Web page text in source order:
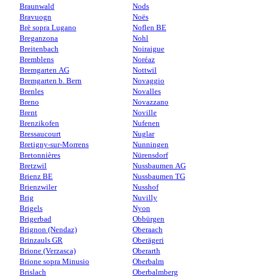
Braunwald
Bravuogn
Brè sopra Lugano
Breganzona
Breitenbach
Bremblens
Bremgarten AG
Bremgarten b. Bern
Brenles
Breno
Brent
Brenzikofen
Bressaucourt
Bretigny-sur-Morrens
Bretonnières
Bretzwil
Brienz BE
Brienzwiler
Brig
Brigels
Brigerbad
Brignon (Nendaz)
Brinzauls GR
Brione (Verzasca)
Brione sopra Minusio
Brislach
Nods
Noës
Noflen BE
Nohl
Noiraigue
Noréaz
Nottwil
Novaggio
Novalles
Novazzano
Noville
Nufenen
Nuglar
Nunningen
Nürensdorf
Nussbaumen AG
Nussbaumen TG
Nusshof
Nuvilly
Nyon
Obbürgen
Oberaach
Oberägeri
Oberarth
Oberbalm
Oberbalmberg